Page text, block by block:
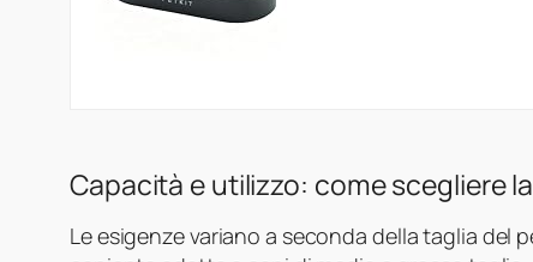
Capacità e utilizzo: come scegliere
Le esigenze variano a seconda della taglia del